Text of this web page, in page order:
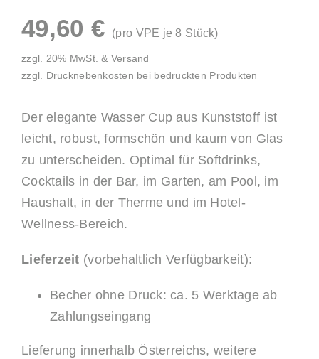
49,60 € (pro VPE je 8 Stück)
zzgl. 20% MwSt. & Versand
zzgl. Drucknebenkosten bei bedruckten Produkten
Der elegante Wasser Cup aus Kunststoff ist
leicht, robust, formschön und kaum von Glas
zu unterscheiden. Optimal für Softdrinks,
Cocktails in der Bar, im Garten, am Pool, im
Haushalt, in der Therme und im Hotel-
Wellness-Bereich.
Lieferzeit (vorbehaltlich Verfügbarkeit):
Becher ohne Druck: ca. 5 Werktage ab
Zahlungseingang
Lieferung innerhalb Österreichs, weitere